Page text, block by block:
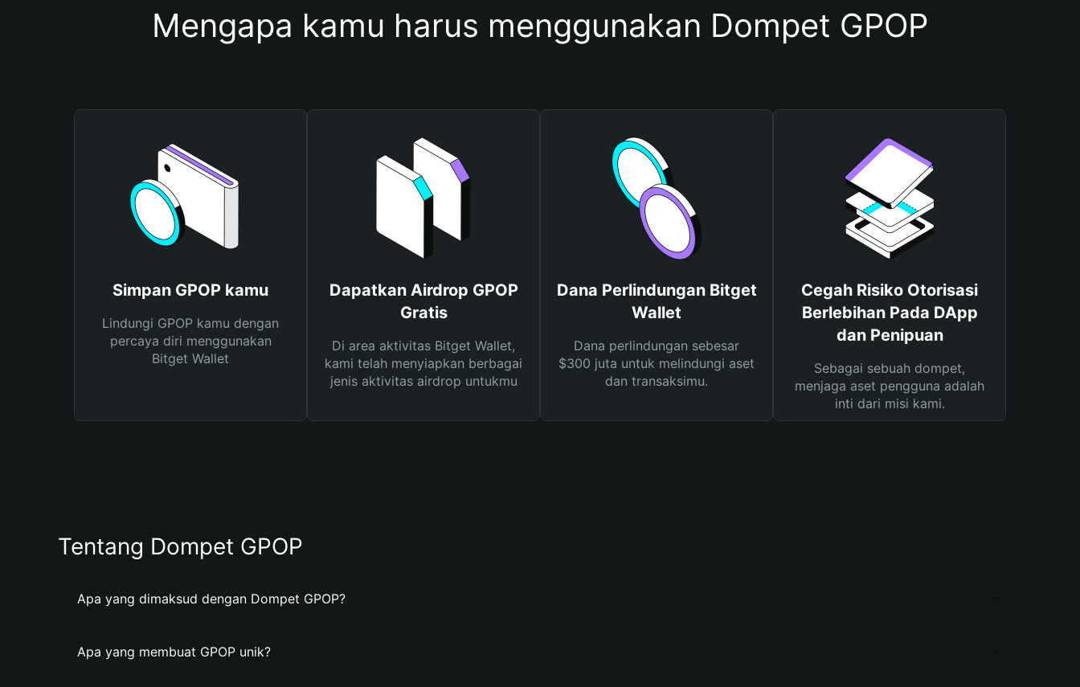
Mengapa kamu harus menggunakan Dompet GPOP
Simpan GPOP kamu
Lindungi GPOP kamu dengan
percaya diri menggunakan
Bitget Wallet
Dapatkan Airdrop GPOP
Gratis
Di area aktivitas Bitget Wallet,
kami telah menyiapkan berbagai
jenis aktivitas airdrop untukmu
Dana Perlindungan Bitget
Wallet
Dana perlindungan sebesar
$300 juta untuk melindungi aset
dan transaksimu.
Cegah Risiko Otorisasi
Berlebihan Pada DApp
dan Penipuan
Sebagai sebuah dompet,
menjaga aset pengguna adalah
inti dari misi kami.
Tentang Dompet GPOP
Apa yang dimaksud dengan Dompet GPOP?
Apa yang membuat GPOP unik?